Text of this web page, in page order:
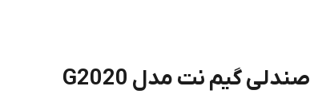
صندلی گیم نت مدل G2020